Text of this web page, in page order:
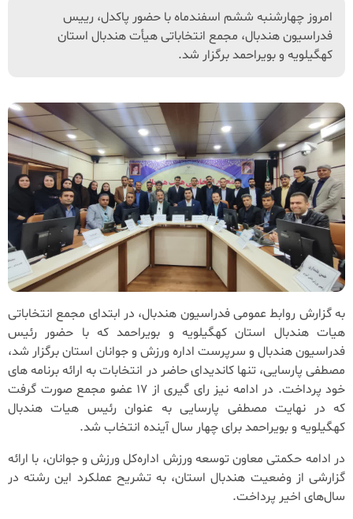
امروز چهارشنبه ششم اسفندماه با حضور پاکدل، رییس
فدراسیون هندبال، مجمع انتخاباتی هیأت هندبال استان
کهگیلویه و بویراحمد برگزار شد.
به گزارش روابط عمومی فدراسیون هندبال، در ابتدای مجمع انتخاباتی
هیات هندبال استان کهگیلویه و بویراحمد که با حضور رئیس
فدراسیون هندبال و سرپرست اداره ورزش و جوانان استان برگزار شد،
مصطفی پارسایی، تنها کاندیدای حاضر در انتخابات به ارائه برنامه های
خود پرداخت. در ادامه نیز رای گیری از 17 عضو مجمع صورت گرفت
که در نهایت مصطفی پارسایی به عنوان رئیس هیات هندبال
کهگیلویه و بویراحمد برای چهار سال آینده انتخاب شد.
در ادامه حکمتی معاون توسعه ورزش اداره‌کل ورزش و جوانان، با ارائه
گزارشی از وضعیت هندبال استان، به تشریح عملکرد این رشته در
سال‌های اخیر پرداخت.